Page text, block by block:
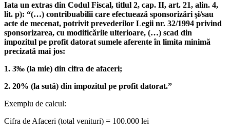
Iata un extras din Codul Fiscal, titlul 2, cap. II, art. 21, alin. 4,
lit. p): “(…) contribuabilii care efectuează sponsorizări şi/sau
acte de mecenat, potrivit prevederilor Legii nr. 32/1994 privind
sponsorizarea, cu modificările ulterioare, (…) scad din
impozitul pe profit datorat sumele aferente în limita minimă
precizată mai jos:
1. 3‰ (la mie) din cifra de afaceri;
2. 20% (la sută) din impozitul pe profit datorat.”
Exemplu de calcul:
Cifra de Afaceri (total venituri) = 100.000 lei